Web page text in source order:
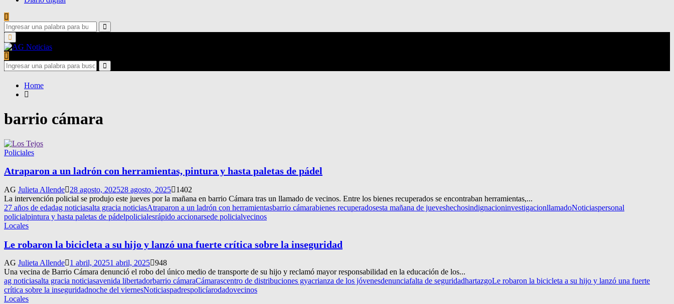
Search
for:
Search
Primary
Menu
Search
for:
Search
Home
barrio cámara
Policiales
Atraparon a un ladrón con herramientas, pintura y hasta paletas de pádel
AG Julieta Allende 28 agosto, 202528 agosto, 2025
1402
La intervención policial se produjo este jueves por la mañana en barrio Cámara tras un llamado de vecinos. Entre los bienes recuperados se encontraban herramientas,...
27 años de edadag noticiasalta gracia noticiasAtraparon a un ladrón con herramientasbarrio cámarabienes recuperadosesta mañana de jueveshechosindignacioninvestigacionllamadoNoticiaspersonal
policialpintura y hasta paletas de pádelpolicialesrápido accionarsede policialvecinos
Locales
Le robaron la bicicleta a su hijo y lanzó una fuerte crítica sobre la inseguridad
AG Julieta Allende 1 abril, 20251 abril, 2025 948
Una vecina de Barrio Cámara denunció el robo del único medio de transporte de su hijo y reclamó mayor responsabilidad en la educación de los...
ag noticiasalta gracia noticiasavenida libertadorbarrio cámaraCámarascentro de distribuciones gyacrianza de los jóvenesdenunciafalta de seguridadhartazgoLe robaron la bicicleta a su hijo y lanzó una fuerte
crítica sobre la inseguridadnoche del viernesNoticiaspadrespolicíarodadovecinos
Locales